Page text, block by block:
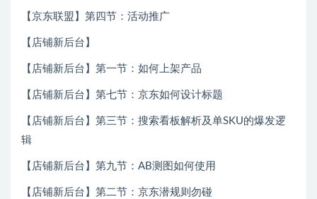
【京东联盟】第四节：活动推广
【店铺新后台】
【店铺新后台】第一节：如何上架产品
【店铺新后台】第七节：京东如何设计标题
【店铺新后台】第三节：搜索看板解析及单SKU的爆发逻
辑
【店铺新后台】第九节：AB测图如何使用
【店铺新后台】第二节：京东潜规则勿碰